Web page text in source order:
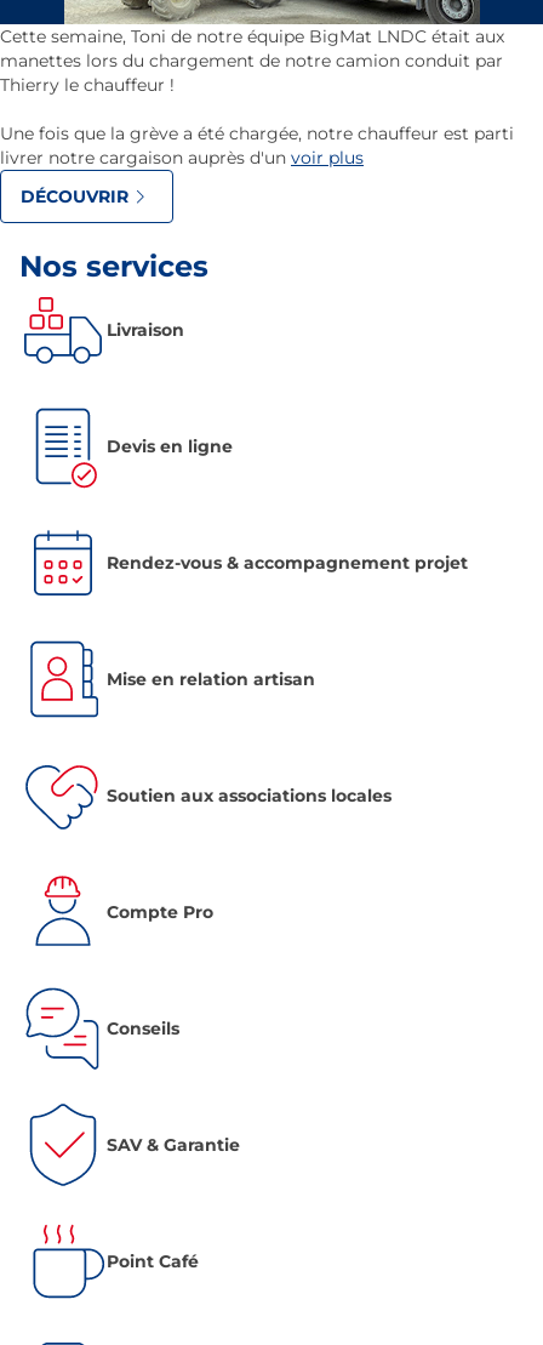
Cette semaine, Toni de notre équipe BigMat LNDC était aux
manettes lors du chargement de notre camion conduit par
Thierry le chauffeur !
Une fois que la grève a été chargée, notre chauffeur est parti
livrer notre cargaison auprès d'un voir plus
DÉCOUVRIR
Nos services
Livraison
Devis en ligne
Rendez-vous & accompagnement projet
Mise en relation artisan
Soutien aux associations locales
Compte Pro
Conseils
SAV & Garantie
Point Café